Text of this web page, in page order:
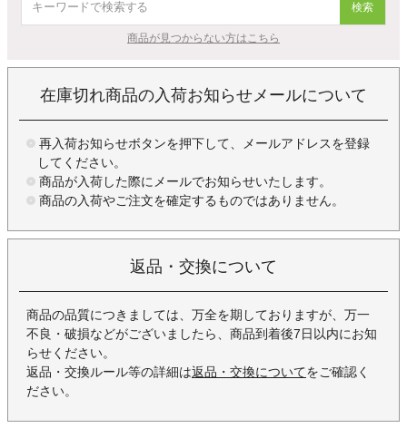
検索
商品が見つからない方はこちら
在庫切れ商品の入荷お知らせメールについて
再入荷お知らせボタンを押下して、メールアドレスを登録
してください。
商品が入荷した際にメールでお知らせいたします。
商品の入荷やご注文を確定するものではありません。
返品・交換について
商品の品質につきましては、万全を期しておりますが、万一
不良・破損などがございましたら、商品到着後7日以内にお知
らせください。
返品・交換ルール等の詳細は返品・交換についてをご確認く
ださい。